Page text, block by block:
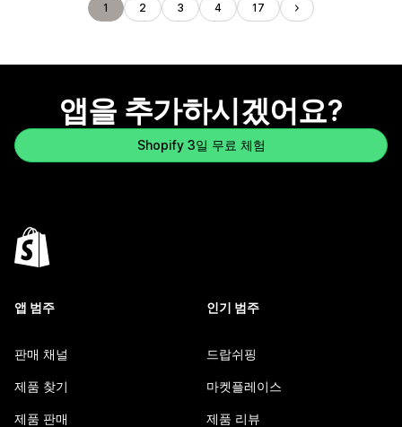
1 2 3 4 17
앱을 추가하시겠어요?
Shopify 3일 무료 체험
앱 범주
판매 채널
제품 찾기
제품 판매
인기 범주
드랍쉬핑
마켓플레이스
제품 리뷰